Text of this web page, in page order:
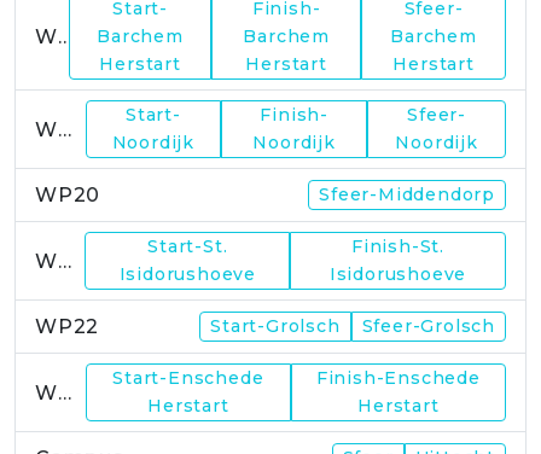
WP17
Start-
Barchem
Herstart
Finish-
Barchem
Herstart
Sfeer-
Barchem
Herstart
WP19
Start-
Noordijk
Finish-
Noordijk
Sfeer-
Noordijk
WP20 Sfeer-Middendorp
WP21
Start-St.
Isidorushoeve
Finish-St.
Isidorushoeve
WP22 Start-Grolsch Sfeer-Grolsch
WP23
Start-Enschede
Herstart
Finish-Enschede
Herstart